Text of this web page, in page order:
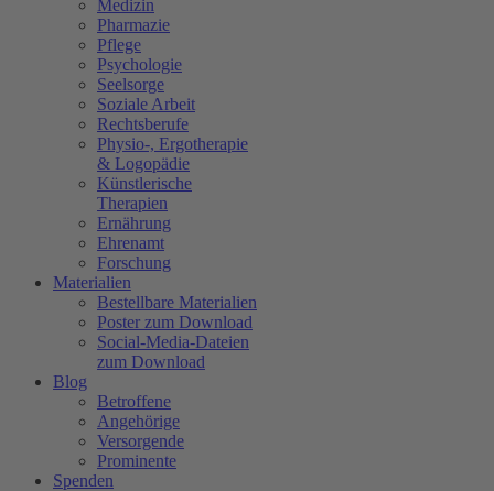
Medizin
Pharmazie
Pflege
Psychologie
Seelsorge
Soziale Arbeit
Rechtsberufe
Physio-, Ergotherapie
& Logopädie
Künstlerische
Therapien
Ernährung
Ehrenamt
Forschung
Materialien
Bestellbare Materialien
Poster zum Download
Social-Media-Dateien
zum Download
Blog
Betroffene
Angehörige
Versorgende
Prominente
Spenden